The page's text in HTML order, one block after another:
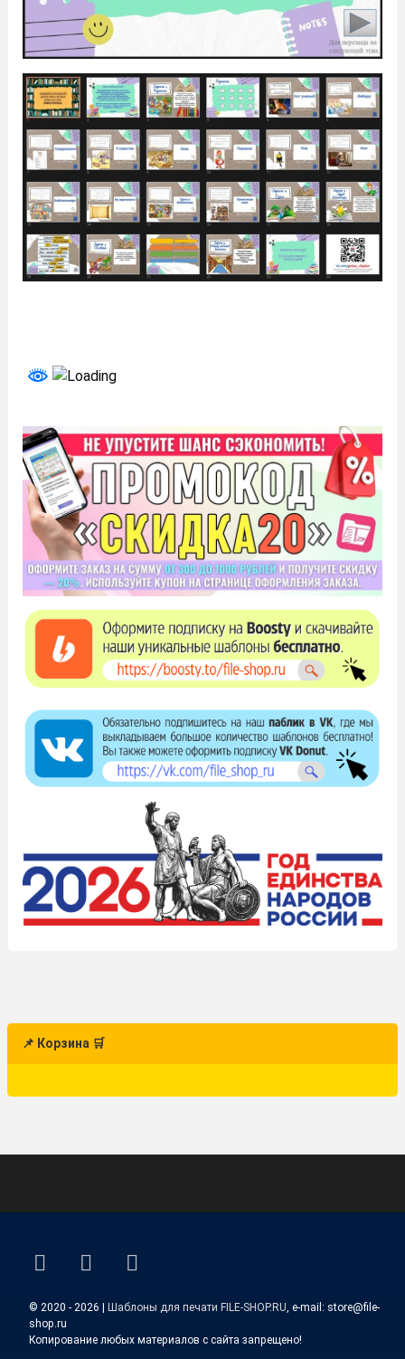
📌 Корзина 🛒
ВКонтакте
YouTube
E-mail
© 2020 - 2026 | Шаблоны для печати FILE-SHOP.RU , e-mail: store@file-
shop.ru
Копирование любых материалов с сайта запрещено!